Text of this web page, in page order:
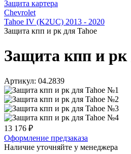
Защита картера
Chevrolet
Tahoe IV (K2UC) 2013 - 2020
Защита кпп и рк для Tahoe
Защита кпп и рк
Артикул: 04.2839
13 176 ₽
Оформление предзаказа
Наличие уточняйте у менеджера